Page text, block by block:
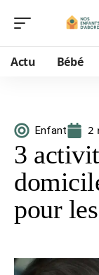
Actu Bébé
Enfant 2
3
pour